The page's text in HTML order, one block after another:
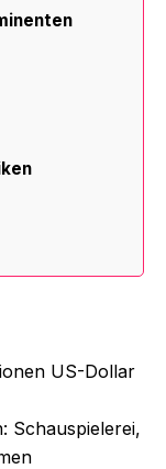
US-Dollar
Schauspielerei,